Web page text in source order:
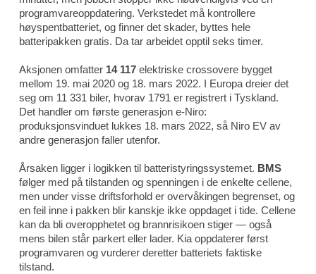
programvareoppdatering. Verkstedet må kontrollere
høyspentbatteriet, og finner det skader, byttes hele
batteripakken gratis. Da tar arbeidet opptil seks timer.
Aksjonen omfatter 14 117 elektriske crossovere bygget
mellom 19. mai 2020 og 18. mars 2022. I Europa dreier det
seg om 11 331 biler, hvorav 1791 er registrert i Tyskland.
Det handler om første generasjon e-Niro:
produksjonsvinduet lukkes 18. mars 2022, så Niro EV av
andre generasjon faller utenfor.
Årsaken ligger i logikken til batteristyringssystemet. BMS
følger med på tilstanden og spenningen i de enkelte cellene,
men under visse driftsforhold er overvåkingen begrenset, og
en feil inne i pakken blir kanskje ikke oppdaget i tide. Cellene
kan da bli overopphetet og brannrisikoen stiger — også
mens bilen står parkert eller lader. Kia oppdaterer først
programvaren og vurderer deretter batteriets faktiske
tilstand.